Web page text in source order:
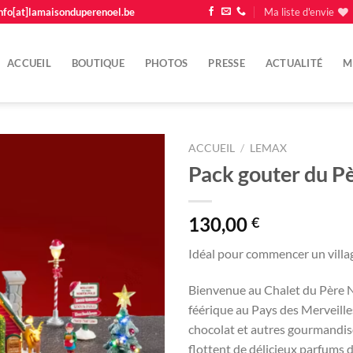
Ma liste d'envie
ACCUEIL BOUTIQUE PHOTOS PRESSE ACTUALITÉ
ACCUEIL / LEMAX
Pack gouter du
130,00 €
Idéal pour commencer un
Bienvenue au Chalet du Père
féérique au Pays des
chocolat et autres
flottent de délicieux parfums